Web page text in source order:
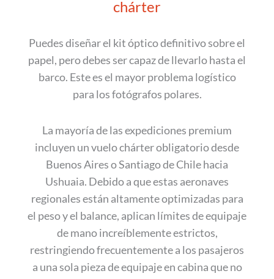
chárter
Puedes diseñar el kit óptico definitivo sobre el
papel, pero debes ser capaz de llevarlo hasta el
barco. Este es el mayor problema logístico
para los fotógrafos polares.
La mayoría de las expediciones premium
incluyen un vuelo chárter obligatorio desde
Buenos Aires o Santiago de Chile hacia
Ushuaia. Debido a que estas aeronaves
regionales están altamente optimizadas para
el peso y el balance, aplican límites de equipaje
de mano increíblemente estrictos,
restringiendo frecuentemente a los pasajeros
a una sola pieza de equipaje en cabina que no